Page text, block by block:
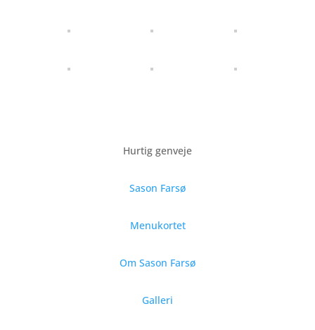
Hurtig genveje
Sason Farsø
Menukortet
Om Sason Farsø
Galleri